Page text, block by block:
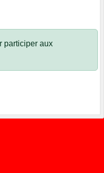
participer aux